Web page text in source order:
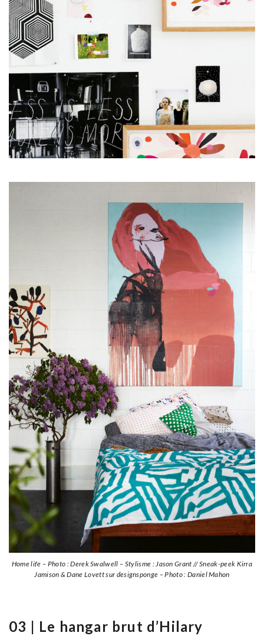
Home life – Photo : Derek Swalwell – Stylisme : Jason Grant // Sneak-peek Kirra
Jamison & Dane Lovett sur designsponge – Photo : Daniel Mahon
03 | Le hangar brut d’Hilary